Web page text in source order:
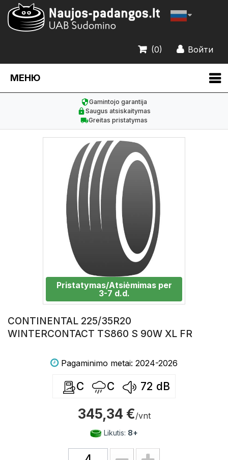
Войти
(0)
МЕНЮ
Gamintojo garantija
Saugus atsiskaitymas
Greitas pristatymas
Pristatymas/Atsiėmimas per
3-7 d.d.
CONTINENTAL 225/35R20
WINTERCONTACT TS860 S 90W XL FR
Pagaminimo metai: 2024-2026
C C 72 dB
345,34 €/vnt
Likutis: 8+